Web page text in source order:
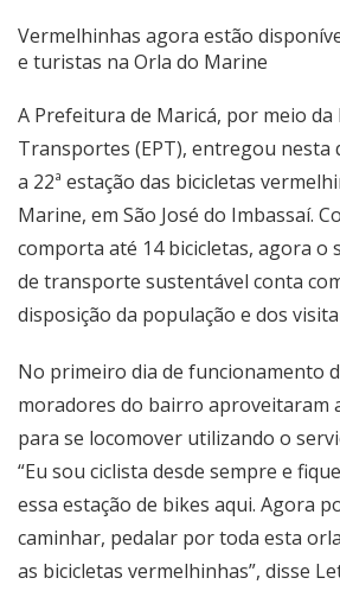
Vermelhinhas agora estão
e turistas na Orla do Marine
A Prefeitura de Maricá, por meio da
Transportes (EPT), entregou nesta
a 22ª estação das bicicletas
Marine, em São José do Imbassaí.
comporta até 14 bicicletas, agora o
de transporte sustentável conta
disposição da população e dos
No primeiro dia de funcionamento
moradores do bairro aproveitaram
para se locomover utilizando o
“Eu sou ciclista desde sempre e
essa estação de bikes aqui. Agora
caminhar, pedalar por toda esta
as bicicletas vermelhinhas”, disse